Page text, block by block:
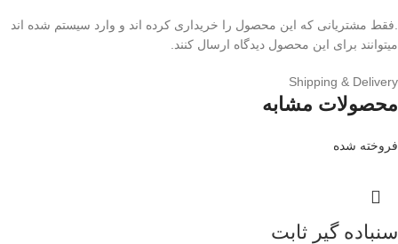
.فقط مشتریانی که این محصول را خریداری کرده اند و وارد سیستم شده اند
میتوانند برای این محصول دیدگاه ارسال کنند.
Shipping & Delivery
محصولات مشابه
فروخته شده
سنباده گیر ثابت